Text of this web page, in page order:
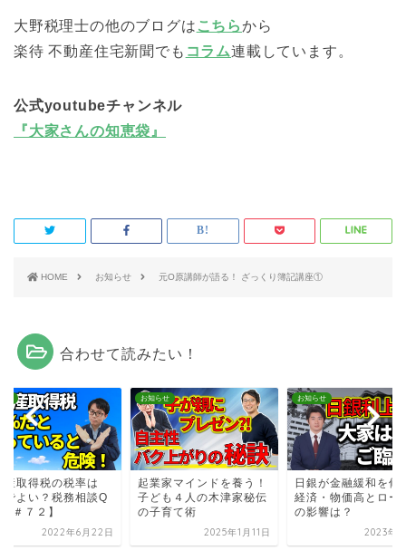
大野税理士の他のブログは こちらから
楽待 不動産住宅新聞でも コラム連載しています。
公式youtubeチャンネル
『大家さんの知恵袋』
HOME お知らせ 元O原講師が語る！ ざっくり簿記講座①
合わせて読みたい！
産取得税の税率は
でよい？税務相談Q
＃７２】
2022年6月22日
お知らせ
起業家マインドを養う！
子ども４人の木津家秘伝
の子育て術
2025年1月11日
お知らせ
日銀が金融緩和を修
経済・物価高とロー
の影響は？
2023年1